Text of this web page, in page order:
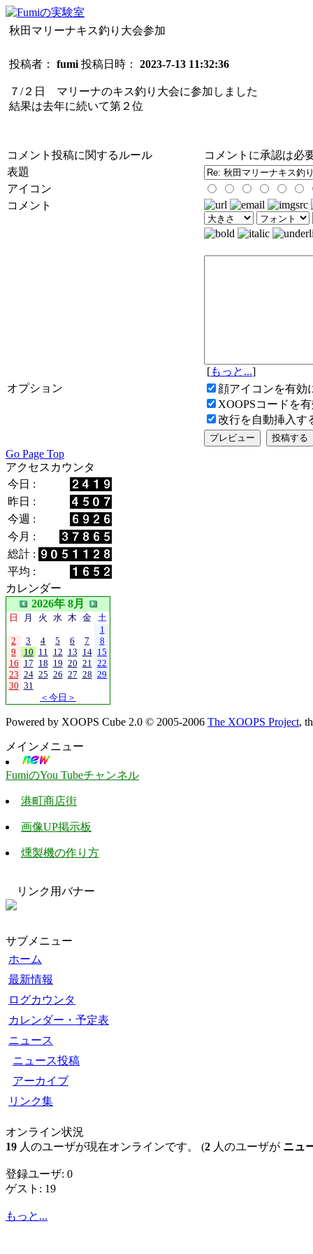
秋田マリーナキス釣り大会参加
投稿者： fumi 投稿日時： 2023-7-13 11:32:36
７/２日 マリーナのキス釣り大会に参加しました
結果は去年に続いて第２位
コメント投稿に関するルール
コメントに承認は必
表題
アイコン
コメント
[もっと...]
オプション
顔アイコンを有効
XOOPSコードを
改行を自動挿入す
Go Page Top
アクセスカウンタ
今日 :
昨日 :
今週 :
今月 :
総計 :
平均 :
カレンダー
2026年 8月
日 月 火 水 木 金 土
1
2
3 4 5 6 7
8
9
10 11 12 13 14 15
16 17 18 19 20 21 22
23 24 25 26 27 28 29
30 31
＜今日＞
Powered by XOOPS Cube 2.0 © 2005-2006 The XOOPS Project,
メインメニュー
FumiのYou Tubeチャンネル
港町商店街
画像UP掲示板
燻製機の作り方
リンク用バナー
サブメニュー
ホーム
最新情報
ログカウンタ
カレンダー・予定表
ニュース
ニュース投稿
アーカイブ
リンク集
オンライン状況
19 人のユーザが現在オンラインです。 (2 人のユーザが ニュ
登録ユーザ: 0
ゲスト: 19
もっと...